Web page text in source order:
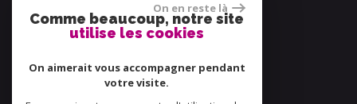
38 avis
On en reste là
Comme beaucoup, notre site
utilise les cookies
On aimerait vous accompagner pendant
votre visite.